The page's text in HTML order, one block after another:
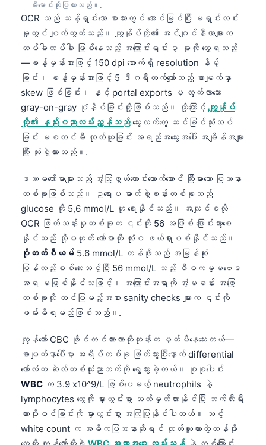
မီးမောင်းထိုးပြထားသည်။.
OCR သည် သန့်ရှင်းသော စာသားတွင် အောင်မြင်ပြီး မရှင်းလင်း
မှုတွင် ပျက်ကွက်သည်။ ကျွန်ုပ်တို့၏ အင်ဂျင်နီယာများက
ထပ်ခါထပ်ခါ ဖြစ်နေသည့် အကြောင်းရင်း ၃ ခုကို တွေ့ရသည်
—ခန့်မှန်းအားဖြင့် 150 dpi အောက်ရှိ resolution နိမ့်
ခြင်း၊ ခန့်မှန်းအားဖြင့် 5 ဒီဂရီထက်ကျော်သည့် စာမျက်နှာ
skew ဖြစ်ခြင်း၊ နှင့် portal exports မှ ထွက်လာသော
gray-on-gray ပုံနှိပ်ခြင်းတို့ဖြစ်သည်။ ထို့ကြောင့် ကျွန်ုပ်
တို့၏ နည်းပညာလမ်းညွှန်သည်သွေးလက်တွေ့ ဆင်ခြင်သုံးသပ်
ခြင်း မစတင်မီ ထုတ်ယူခြင်း အရည်အသွေးအပေါ် အချိန်အများ
ကြီး သုံးစွဲထားသည်။.
ဒဿမကော်မာများသည် အံ့သြဖွယ်ကောင်းလောက်အောင် ကြီးမားသော ပြဿနာ
တစ်ခုဖြစ်သည်။ ဥရောပ ဓာတ်ခွဲခန်းတစ်ခုသည်
glucose ကို 5,6 mmol/L ဟု ရေးနိုင်သည်။ အလျင်စလို
OCR ဖြတ်သန်းမှုတစ်ခုက ၎င်းကို 56 အဖြစ် ပြောင်းသွားစေ
နိုင်သည် သို့မဟုတ် ကော်မာကို လုံးဝ ဖယ်ရှားပစ်နိုင်သည်။
ပိုတက်စီယမ် 5.6 mmol/L တန်ဖိုးသည် အမြန်ဆုံး
ပြန်လည်စစ်ဆေးသင့်ပြီး 56 mmol/L သည် ဇီဝကမ္မဗေဒ
အရ မဖြစ်နိုင်သဖြင့်၊ အကြောင်းအရာကို အံ့မခန်း အဖြေ
တစ်ခုလို တင်ပြမည့်အစား sanity checks များက ၎င်းကို
ဖမ်းမိရမည်ဖြစ်သည်။.
ကျွန်တော် CBC ဖိုင်တင်ထားတာကိုတုန်းက မှတ်မိနေသေးတယ်—
စာမျက်နှာပေါ်မှာ အရိပ်တစ်ခု ဖြတ်သွားပြီးနောက် differential
ကော်လံက ဆဲလ်တစ်လုံးညာဘက်ကို ရွေ့သွားခဲ့တယ်။ စုစုပေါင်း
WBC က 3.9 x10^9/L ဖြစ်ပေမယ့် neutrophils နဲ့
lymphocytes တွေကို မှားယွင်းစွာ သတ်မှတ်ထားနိုင်ပြီး ဘက်တီးရီး
ယားပိုးဝင်ခြင်းကို မှားယွင်းစွာ အကြံပြုနိုင်ပါတယ်။ သင့်
white count က အဓိကပြဿနာဆိုရင် ထုတ်ယူထားတဲ့တန်ဖိုး